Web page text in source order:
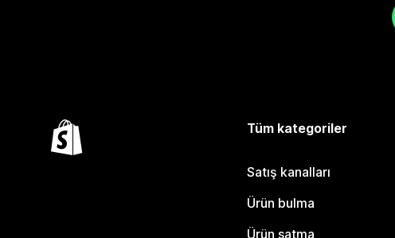
Tüm kategoriler
Satış kanalları
Ürün bulma
Ürün satma